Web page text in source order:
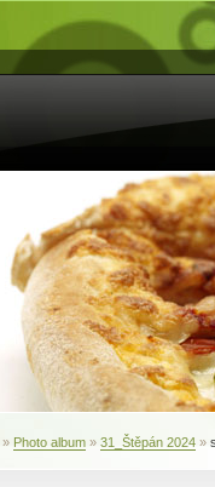
» Photo album » 31_Štěpán 2024 »